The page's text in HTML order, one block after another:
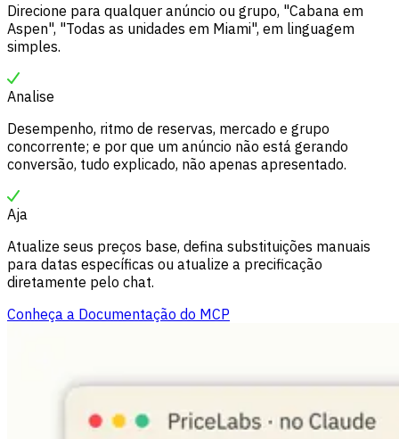
Direcione para qualquer anúncio ou grupo, "Cabana em
Aspen", "Todas as unidades em Miami", em linguagem
simples.
Analise
Desempenho, ritmo de reservas, mercado e grupo
concorrente; e por que um anúncio não está gerando
conversão, tudo explicado, não apenas apresentado.
Aja
Atualize seus preços base, defina substituições manuais
para datas específicas ou atualize a precificação
diretamente pelo chat.
Conheça a Documentação do MCP